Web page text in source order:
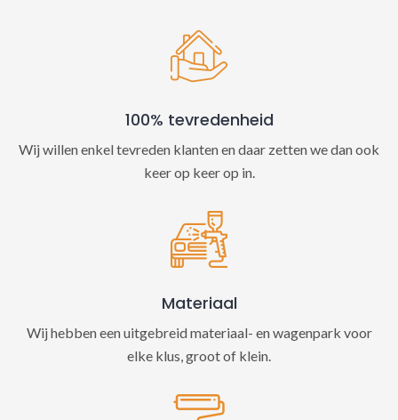
100% tevredenheid
Wij willen enkel tevreden klanten en daar zetten we dan ook
keer op keer op in.
Materiaal
Wij hebben een uitgebreid materiaal- en wagenpark voor
elke klus, groot of klein.